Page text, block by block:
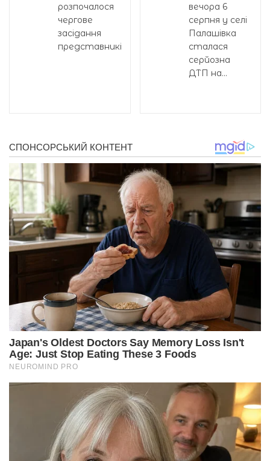
розпочалося
чергове
засідання
представників...
вечора 6
серпня у селі
Палашівка
сталася
серйозна
ДТП на...